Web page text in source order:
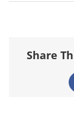
Share